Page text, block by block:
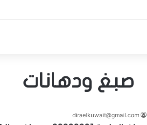
صبغ ودهانات
diraelkuwait@gmail.com